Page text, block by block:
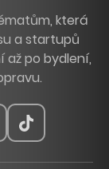
která
a startupů
až po bydlení,